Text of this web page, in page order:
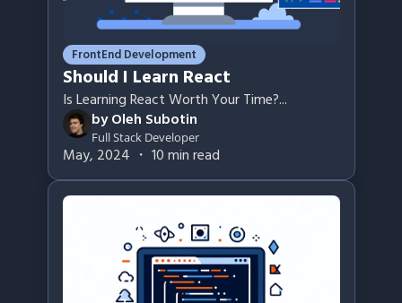
FrontEnd Development
Should I Learn React
Is Learning React Worth Your Time?...
byOleh Subotin
Full Stack Developer
May, 2024 ・ 10min read